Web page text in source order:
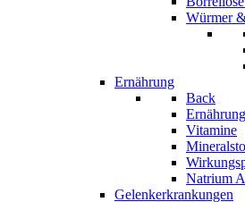
Würmer
Ernährung
Back
Vitamine
Natrium
Gelenkerkrankungen